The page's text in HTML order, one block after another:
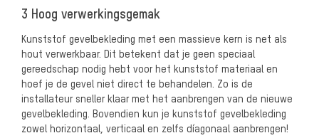
3 Hoog verwerkingsgemak
Kunststof gevelbekleding met een massieve kern is net als
hout verwerkbaar. Dit betekent dat je geen speciaal
gereedschap nodig hebt voor het kunststof materiaal en
hoef je de gevel niet direct te behandelen. Zo is de
installateur sneller klaar met het aanbrengen van de nieuwe
gevelbekleding. Bovendien kun je kunststof gevelbekleding
zowel horizontaal, verticaal en zelfs díagonaal aanbrengen!